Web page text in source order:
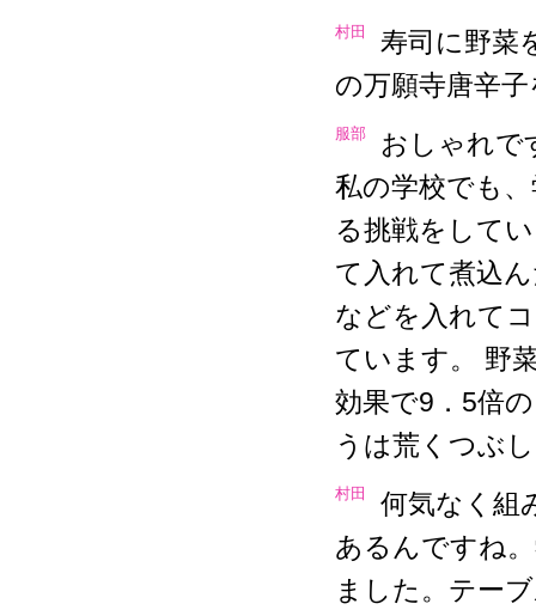
村田
寿司に野菜
の万願寺唐辛
服部
おしゃれで
私の学校でも
る挑戦をして
て入れて煮込
などを入れて
ています。 野
効果で9．5倍
うは荒くつぶ
村田
何気なく組
あるんですね
ました。テー